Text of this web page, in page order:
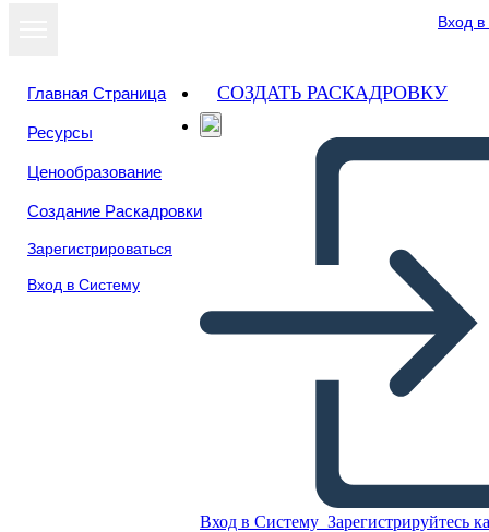
Вход
Главная Страница
Ресурсы
Ценообразование
Создание Раскадровки
Зарегистрироваться
Вход в Систему
СОЗДАТЬ РАСКАДРОВКУ
Вход в Систему Зарегистрируйтесь